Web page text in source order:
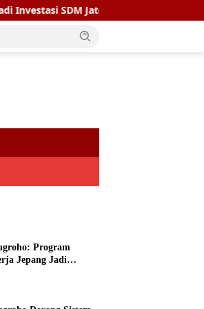
SDM Jateng
Program
Jepang Jadi